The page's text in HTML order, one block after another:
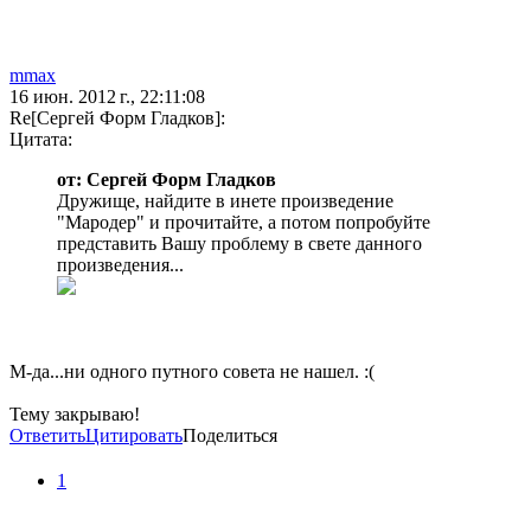
mmax
16 июн. 2012 г., 22:11:08
Re[Сергей Форм Гладков]:
Цитата:
от: Сергей Форм Гладков
Дружище, найдите в инете произведение
"Мародер" и прочитайте, а потом попробуйте
представить Вашу проблему в свете данного
произведения...
М-да...ни одного путного совета не нашел. :(
Тему закрываю!
ОтветитьЦитироватьПоделиться
1